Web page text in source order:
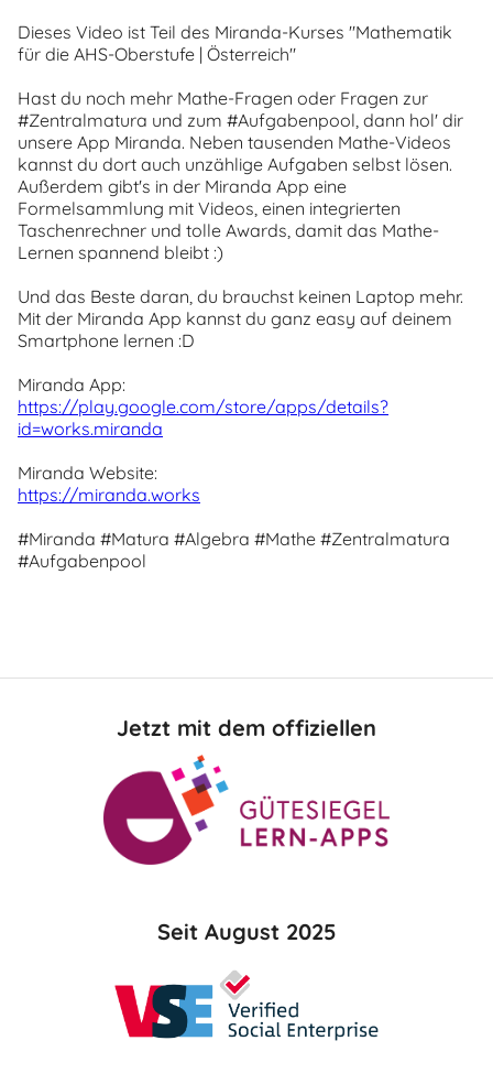
Dieses Video ist Teil des Miranda-Kurses "Mathematik
für die AHS-Oberstufe | Österreich"
Hast du noch mehr Mathe-Fragen oder Fragen zur
#Zentralmatura und zum #Aufgabenpool, dann hol' dir
unsere App Miranda. Neben tausenden Mathe-Videos
kannst du dort auch unzählige Aufgaben selbst lösen.
Außerdem gibt's in der Miranda App eine
Formelsammlung mit Videos, einen integrierten
Taschenrechner und tolle Awards, damit das Mathe-
Lernen spannend bleibt :)
Und das Beste daran, du brauchst keinen Laptop mehr.
Mit der Miranda App kannst du ganz easy auf deinem
Smartphone lernen :D
Miranda App:
https://play.google.com/store/apps/details?
id=works.miranda
Miranda Website:
https://miranda.works
#Miranda #Matura #Algebra #Mathe #Zentralmatura
#Aufgabenpool
Jetzt mit dem offiziellen
Seit August 2025